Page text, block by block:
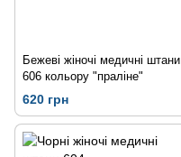
Бежеві жіночі медичні штани
606 кольору "праліне"
620 грн